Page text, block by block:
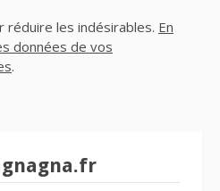
réduire les indésirables. En
données de vos
.